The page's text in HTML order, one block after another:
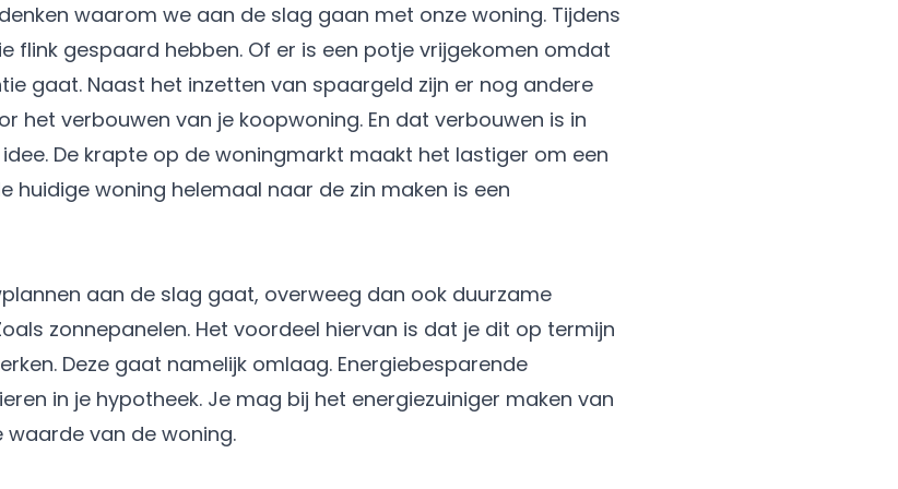
waarom we aan de slag gaan met onze woning. Tijdens
flink gespaard hebben. Of er is een potje vrijgekomen omdat
gaat. Naast het inzetten van spaargeld zijn er nog andere
het verbouwen van je koopwoning. En dat verbouwen is in
De krapte op de woningmarkt maakt het lastiger om een
huidige woning helemaal naar de zin maken is een
aan de slag gaat, overweeg dan ook duurzame
zonnepanelen. Het voordeel hiervan is dat je dit op termijn
Deze gaat namelijk omlaag. Energiebesparende
in je hypotheek. Je mag bij het energiezuiniger maken van
waarde van de woning.